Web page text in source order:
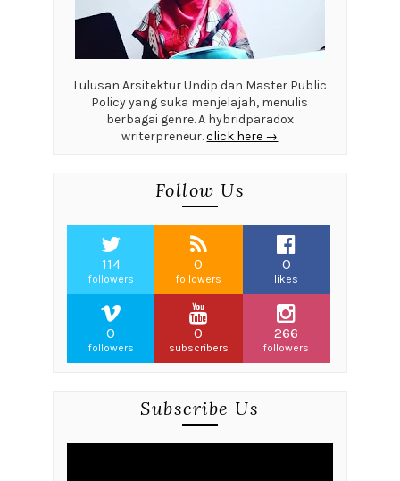
Lulusan Arsitektur Undip dan Master Public
Policy yang suka menjelajah, menulis
berbagai genre. A hybridparadox
writerpreneur.click here →
Follow Us
114
followers
0
followers
0
likes
0
followers
0
subscribers
266
followers
Subscribe Us